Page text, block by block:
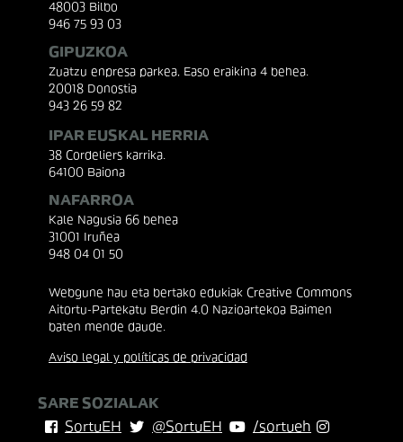
48003 Bilbo
946 75 93 03
GIPUZKOA
Zuatzu enpresa parkea, Easo eraikina 4 behea.
20018 Donostia
943 26 59 82
IPAR EUSKAL HERRIA
38 Cordeliers karrika.
64100 Baiona
NAFARROA
Kale Nagusia 66 behea
31001 Iruñea
948 04 01 50
Webgune hau eta bertako edukiak Creative Commons
Aitortu-Partekatu Berdin 4.0 Nazioartekoa Baimen
baten mende daude.
Aviso legal y políticas de privacidad
SARE SOZIALAK
SortuEH
@SortuEH
/sortueh